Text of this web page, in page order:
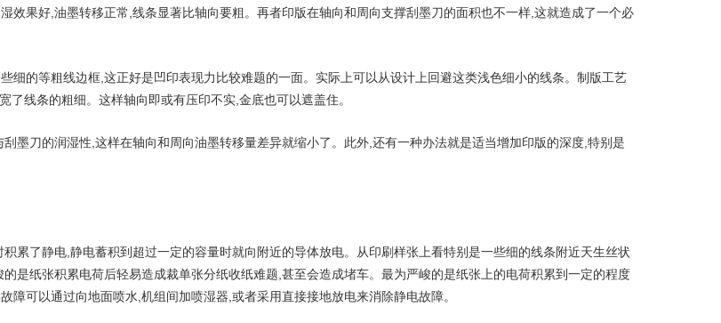
效果好,油墨转移正常,线条显著比轴向要粗。再者印版在轴向和周向支撑刮墨刀的面积也不一样,这就造成了一个必
细的等粗线边框,这正好是凹印表现力比较难题的一面。实际上可以从设计上回避这类浅色细小的线条。制版工艺
线条的粗细。这样轴向即或有压印不实,金底也可以遮盖住。
墨刀的润湿性,这样在轴向和周向油墨转移量差异就缩小了。此外,还有一种办法就是适当增加印版的深度,特别是
累了静电,静电蓄积到超过一定的容量时就向附近的导体放电。从印刷样张上看特别是一些细的线条附近天生丝状
是纸张积累电荷后轻易造成裁单张分纸收纸难题,甚至会造成堵车。最为严峻的是纸张上的电荷积累到一定的程度
可以通过向地面喷水,机组间加喷湿器,或者采用直接接地放电来消除静电故障。